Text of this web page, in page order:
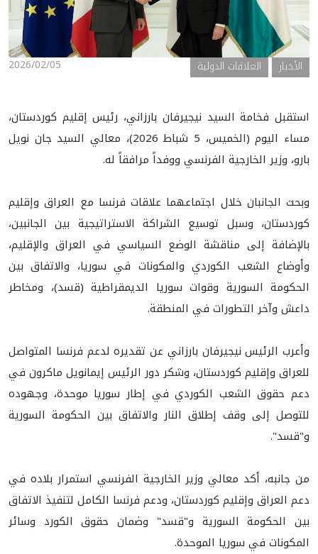
2026/02/05 الأخبار العلاقات الدولية
استقبل فخامة السيد نيجيرفان بارزاني، رئيس إقليم كوردستان،
مساء اليوم (الخميس، 5 شباط 2026)، معالي السيد جان نويل
بارو، وزير الخارجية الفرنسي ووفداً مرافقاً له.
وبحث الجانبان خلال اجتماعهما علاقات فرنسا مع العراق وإقليم
كوردستان، وسبل توسيع الشراكة الاستراتيجية بين الجانبين،
بالإضافة إلى مناقشة الوضع السياسي في العراق والإقليم،
وأوضاع الشعب الكوردي والمكونات في سوريا، والاتفاق بين
الحكومة السورية وقوات سوريا الديمقراطية (قسد)، ومخاطر
داعش وآخر التطورات في المنطقة.
وأعرب الرئيس نيجيرفان بارزاني عن تقديره لدعم فرنسا المتواصل
للعراق وإقليم كوردستان، وشكر دور الرئيس إيمانويل ماكرون في
دعم حقوق الشعب الكوردي في إطار سوريا موحدة، وجهوده
للتوصل إلى وقف إطلاق النار والاتفاق بين الحكومة السورية
و"قسد".
من جانبه، أكد معالي وزير الخارجية الفرنسي استمرار بلاده في
دعم العراق وإقليم كوردستان، ودعم فرنسا الكامل لتنفيذ الاتفاق
بين الحكومة السورية و"قسد" وضمان حقوق الكورد وسائر
المكونات في سوريا الموحدة.